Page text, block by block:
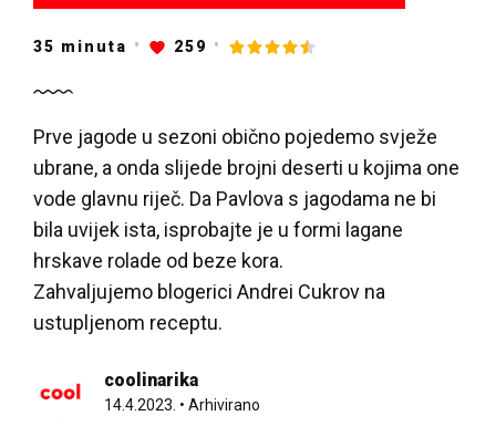
35 minuta 259
Prve jagode u sezoni obično pojedemo svježe
ubrane, a onda slijede brojni deserti u kojima one
vode glavnu riječ. Da Pavlova s jagodama ne bi
bila uvijek ista, isprobajte je u formi lagane
hrskave rolade od beze kora.
Zahvaljujemo blogerici Andrei Cukrov na
ustupljenom receptu.
coolinarika
14.4.2023. • Arhivirano